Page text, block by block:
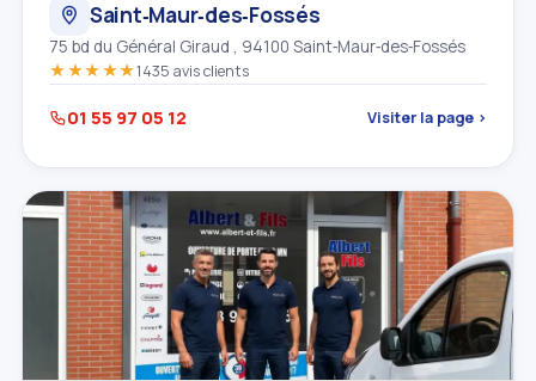
Saint‑Maur‑des‑Fossés
75 bd du Général Giraud , 94100 Saint‑Maur‑des‑Fossés
★★★★★1435 avis clients
01 55 97 05 12 Visiter la page ›